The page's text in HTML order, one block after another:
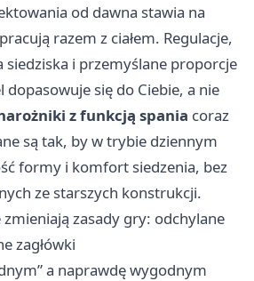
od dawna stawia na
razem z ciałem. Regulacje,
i przemyślane proporcje
dopasowuje się do Ciebie, a nie
z funkcją spania coraz
są tak, by w trybie dziennym
formy i komfort siedzenia, bez
ze starszych konstrukcji.
zasady gry: odchylane
zagłówki
a naprawdę wygodnym